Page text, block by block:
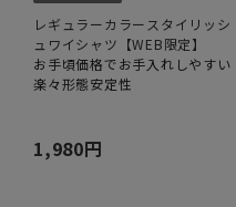
レギュラーカラースタイリッシ
ュワイシャツ【WEB限定】
お手頃価格でお手入れしやすい
楽々形態安定性
1,980円